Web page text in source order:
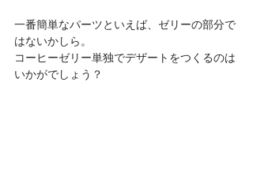
一番簡単なパーツといえば、ゼリーの部分で
はないかしら。
コーヒーゼリー単独でデザートをつくるのは
いかがでしょう？